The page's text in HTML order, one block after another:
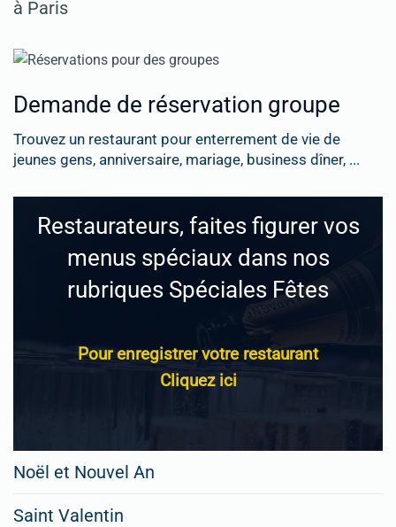
à Paris
Demande de réservation groupe
Trouvez un restaurant pour enterrement de vie de
jeunes gens, anniversaire, mariage, business dîner, ...
Restaurateurs, faites figurer vos
menus spéciaux dans nos
rubriques Spéciales Fêtes
Pour enregistrer votre restaurant
Cliquez ici
Noël et Nouvel An
Saint Valentin